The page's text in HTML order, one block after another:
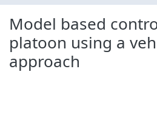
Model based
platoon using a
approach